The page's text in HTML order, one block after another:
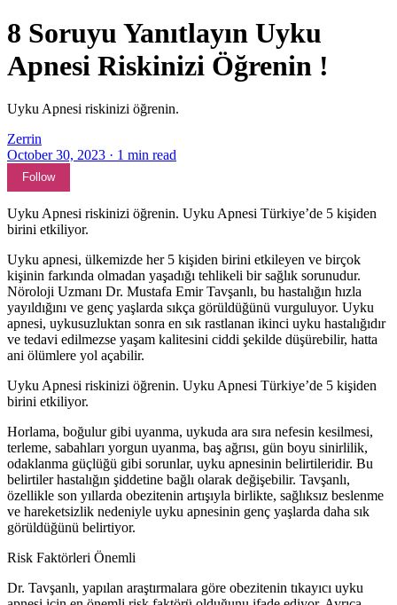
8 Soruyu Yanıtlayın Uyku
Apnesi Riskinizi Öğrenin !
Uyku Apnesi riskinizi öğrenin.
Zerrin
October 30, 2023 · 1 min read
Follow
Uyku Apnesi riskinizi öğrenin. Uyku Apnesi Türkiye’de 5 kişiden
birini etkiliyor.
Uyku apnesi, ülkemizde her 5 kişiden birini etkileyen ve birçok
kişinin farkında olmadan yaşadığı tehlikeli bir sağlık sorunudur.
Nöroloji Uzmanı Dr. Mustafa Emir Tavşanlı, bu hastalığın hızla
yayıldığını ve genç yaşlarda sıkça görüldüğünü vurguluyor. Uyku
apnesi, uykusuzluktan sonra en sık rastlanan ikinci uyku hastalığıdır
ve tedavi edilmezse yaşam kalitesini ciddi şekilde düşürebilir, hatta
ani ölümlere yol açabilir.
Uyku Apnesi riskinizi öğrenin. Uyku Apnesi Türkiye’de 5 kişiden
birini etkiliyor.
Horlama, boğulur gibi uyanma, uykuda ara sıra nefesin kesilmesi,
terleme, sabahları yorgun uyanma, baş ağrısı, gün boyu sinirlilik,
odaklanma güçlüğü gibi sorunlar, uyku apnesinin belirtileridir. Bu
belirtiler hastalığın şiddetine bağlı olarak değişebilir. Tavşanlı,
özellikle son yıllarda obezitenin artışıyla birlikte, sağlıksız beslenme
ve hareketsizlik nedeniyle uyku apnesinin genç yaşlarda daha sık
görüldüğünü belirtiyor.
Risk Faktörleri Önemli
Dr. Tavşanlı, yapılan araştırmalara göre obezitenin tıkayıcı uyku